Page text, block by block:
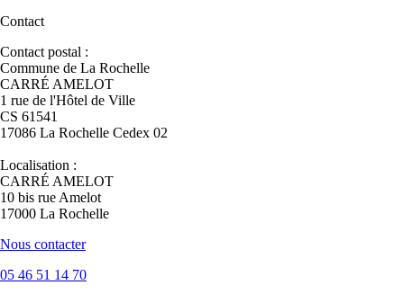
Contact
Contact postal :
Commune de La Rochelle
CARRÉ AMELOT
1 rue de l'Hôtel de Ville
CS 61541
17086 La Rochelle Cedex 02
Localisation :
CARRÉ AMELOT
10 bis rue Amelot
17000 La Rochelle
Nous contacter
05 46 51 14 70